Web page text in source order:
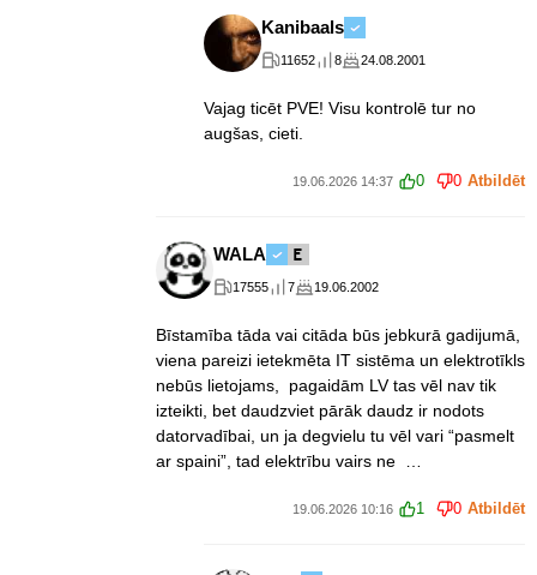
Kanibaals
11652 8 24.08.2001
Vajag ticēt PVE! Visu kontrolē tur no
augšas, cieti.
19.06.2026 14:37 0 0 Atbildēt
WALA
17555 7 19.06.2002
Bīstamība tāda vai citāda būs jebkurā gadijumā,
viena pareizi ietekmēta IT sistēma un elektrotīkls
nebūs lietojams, pagaidām LV tas vēl nav tik
izteikti, bet daudzviet pārāk daudz ir nodots
datorvadībai, un ja degvielu tu vēl vari “pasmelt
ar spaini”, tad elektrību vairs ne …
19.06.2026 10:16 1 0 Atbildēt